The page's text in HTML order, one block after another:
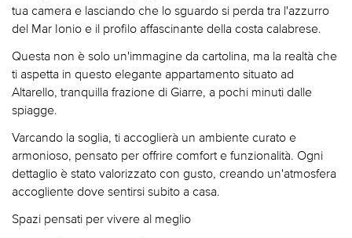
tua camera e lasciando che lo sguardo si perda tra l'azzurro
del Mar Ionio e il profilo affascinante della costa calabrese.
Questa non è solo un'immagine da cartolina, ma la realtà che
ti aspetta in questo elegante appartamento situato ad
Altarello, tranquilla frazione di Giarre, a pochi minuti dalle
spiagge.
Varcando la soglia, ti accoglierà un ambiente curato e
armonioso, pensato per offrire comfort e funzionalità. Ogni
dettaglio è stato valorizzato con gusto, creando un'atmosfera
accogliente dove sentirsi subito a casa.
Spazi pensati per vivere al meglio